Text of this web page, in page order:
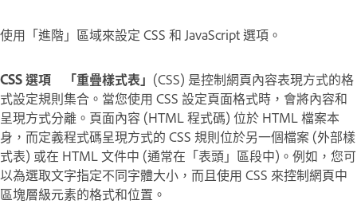
使用「進階」區域來設定 CSS 和 JavaScript 選項。
CSS 選項 「重疊樣式表」 (CSS) 是控制網頁內容表現方式的格
式設定規則集合。當您使用 CSS 設定頁面格式時，會將內容和
呈現方式分離。頁面內容 (HTML 程式碼) 位於 HTML 檔案本
身，而定義程式碼呈現方式的 CSS 規則位於另一個檔案 (外部樣
式表) 或在 HTML 文件中 (通常在「表頭」區段中)。例如，您可
以為選取文字指定不同字體大小，而且使用 CSS 來控制網頁中
區塊層級元素的格式和位置。